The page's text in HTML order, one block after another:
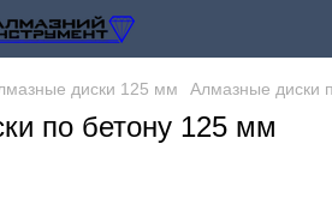
диски 125 мм Алмазные диски
по бетону 125 мм